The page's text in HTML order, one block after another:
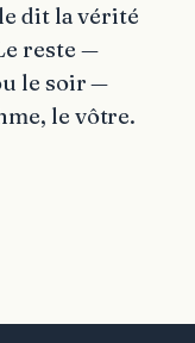
dit la vérité
reste —
le soir —
le vôtre.